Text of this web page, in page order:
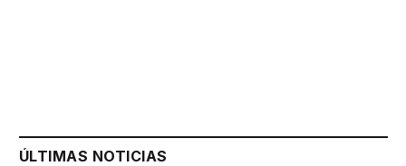
ÚLTIMAS NOTICIAS